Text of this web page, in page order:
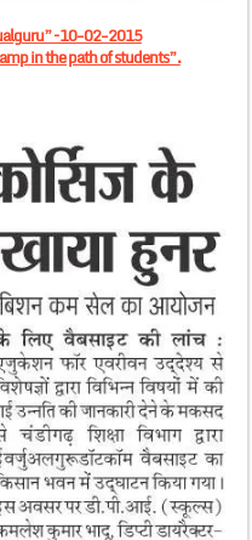
– 10-02-2015
in the path of students”.